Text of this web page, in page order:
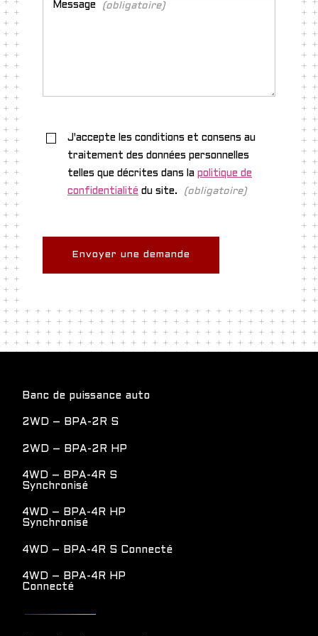
Message (obligatoire)
J'accepte les conditions et consens au
traitement des données personnelles
telles que décrites dans la politique de
confidentialité du site. (obligatoire)
Piè
pagina
Banc de puissance auto
2WD – BPA-2R S
2WD – BPA-2R HP
4WD – BPA-4R S
Synchronisé
4WD – BPA-4R HP
Synchronisé
4WD – BPA-4R S Connecté
4WD – BPA-4R HP
Connecté